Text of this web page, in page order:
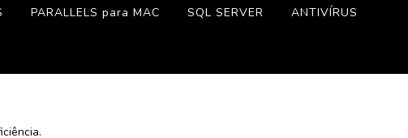
PARALLELS para MAC SQL SERVER ANTIVÍRUS